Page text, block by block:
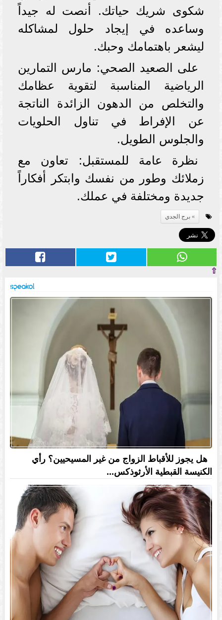
شكوى شريك حياتك. أنصت له جيداً
وساعده في إيجاد حلول لمشاكله
ليشعر باهتمامك وحبك.
على الصعيد الصحي: مارس التمارين
الرياضية المناسبة لتقوية عظامك
والتخلص من الدهون الزائدة الناتجة
عن الإفراط في تناول الحلويات
والجلوس الطويل.
نظرة عامة للمستقبل: تعاون مع
زملائك وطور من نفسك وابتكر أفكاراً
جديدة ومختلفة في عملك.
برج الجدي
⇧
هل يجوز للأقباط الزواج من غير المسيحيين؟ رأي
الكنيسة القبطية الأرثوذكس...